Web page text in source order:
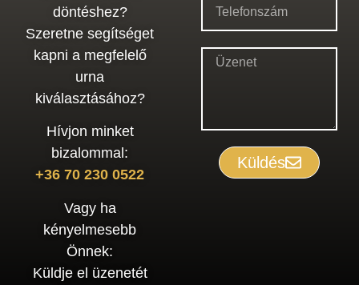
döntéshez?
Szeretne segítséget
kapni a megfelelő
urna
kiválasztásához?
Hívjon minket
bizalommal:
+36 70 230 0522
Vagy ha
kényelmesebb
Önnek:
Küldje el üzenetét
Küldés